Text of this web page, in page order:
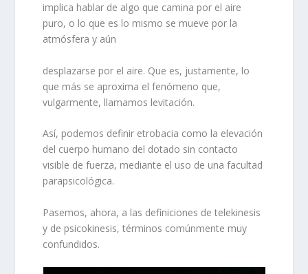
implica hablar de algo que camina por el aire
puro, o lo que es lo mismo se mueve por la
atmósfera y aún
desplazarse por el aire. Que es, justamente, lo
que más se aproxima el fenómeno que,
vulgarmente, llamamos levitación.
Así, podemos definir etrobacia como la elevación
del cuerpo humano del dotado sin contacto
visible de fuerza, mediante el uso de una facultad
parapsicológica.
Pasemos, ahora, a las definiciones de telekinesis
y de psicokinesis, términos comúnmente muy
confundidos.